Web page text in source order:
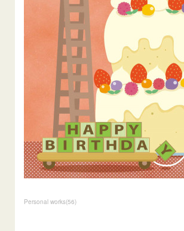
Personal works(56)